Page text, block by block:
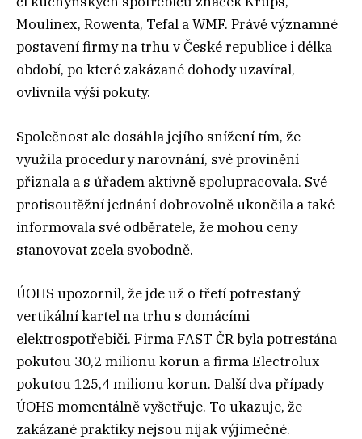
Moulinex, Rowenta, Tefal a WMF. Právě významné
postavení firmy na trhu v České republice i délka
období, po které zakázané dohody uzavíral,
ovlivnila výši pokuty.
Společnost ale dosáhla jejího snížení tím, že
využila procedury narovnání, své provinění
přiznala a s úřadem aktivně spolupracovala. Své
protisoutěžní jednání dobrovolně ukončila a také
informovala své odběratele, že mohou ceny
stanovovat zcela svobodně.
ÚOHS upozornil, že jde už o třetí potrestaný
vertikální kartel na trhu s domácími
elektrospotřebiči. Firma FAST ČR byla potrestána
pokutou 30,2 milionu korun a firma Electrolux
pokutou 125,4 milionu korun. Další dva případy
ÚOHS momentálně vyšetřuje. To ukazuje, že
zakázané praktiky nejsou nijak výjimečné.